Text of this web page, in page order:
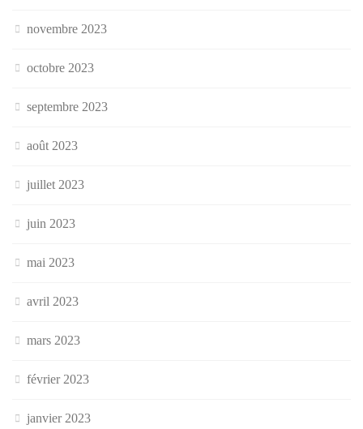
novembre 2023
octobre 2023
septembre 2023
août 2023
juillet 2023
juin 2023
mai 2023
avril 2023
mars 2023
février 2023
janvier 2023